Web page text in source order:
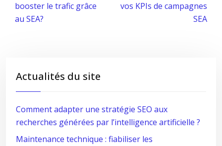
booster le trafic grâce
au SEA?
vos KPIs de campagnes
SEA
Actualités du site
Comment adapter une stratégie SEO aux
recherches générées par l’intelligence artificielle ?
Maintenance technique : fiabiliser les